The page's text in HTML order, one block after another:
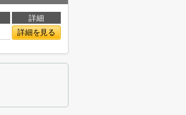
詳細
詳細を見る